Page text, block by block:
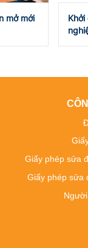
mở mới
Giấy phép sửa
Giấy phép sửa